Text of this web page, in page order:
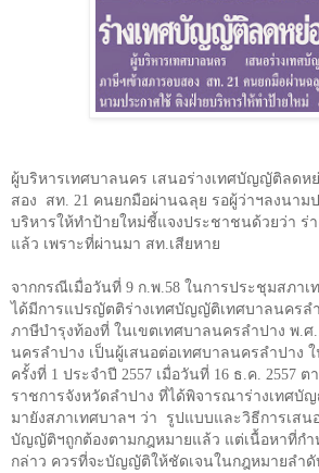
ผู้บริหารเทศบาลนคร เสนอร่างเทศบัญญัติลดห
สอง
สท. 21 คนยกมือผ่านฉลุย รอผู้ว่าฯลงนาม
บริหารให้ทำป้ายใหม่ชี้แจงประชาชนด้วยว่า ร่
แล้ว เพราะที่ผ่านมา สท.เสียหาย
จากกรณีเมื่อวันที่ 9 ก.พ. 58 ในการประชุมสภาเ
ได้มีการแปรญัตติร่างเทศบัญญัติเทศบาลนครล
ภาษีบำรุงท้องที่ ในเขตเทศบาลนครลำปาง พ.
นครลำปาง เป็นผู้เสนอต่อเทศบาลนครลำปาง
ครั้งที่ 1 ประจำปี 2557 เมื่อวันที่ 16 ธ.ค. 2557 ต
ราชการจังหวัดลำปาง ที่ได้พิจารณาร่างเทศบั
มายังสภาเทศบาลฯ ว่า
รูปแบบและวิธีการเสน
บัญญัติฯถูกต้องตามกฎหมายแล้ว แต่เนื้อหาที่ก
กล่าว ควรที่จะบัญญัติให้ชัดเจนในกฎหมายลำ